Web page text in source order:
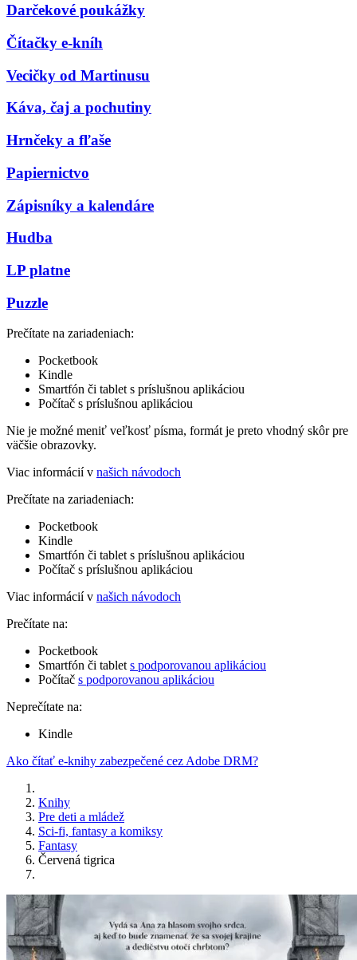
Darčekové poukážky
Čítačky e-kníh
Vecičky od Martinusu
Káva, čaj a pochutiny
Hrnčeky a fľaše
Papiernictvo
Zápisníky a kalendáre
Hudba
LP platne
Puzzle
Prečítate na zariadeniach:
Pocketbook
Kindle
Smartfón či tablet s príslušnou aplikáciou
Počítač s príslušnou aplikáciou
Nie je možné meniť veľkosť písma, formát je preto vhodný skôr pre
väčšie obrazovky.
Viac informácií v našich návodoch
Prečítate na zariadeniach:
Pocketbook
Kindle
Smartfón či tablet s príslušnou aplikáciou
Počítač s príslušnou aplikáciou
Viac informácií v našich návodoch
Prečítate na:
Pocketbook
Smartfón či tablet s podporovanou aplikáciou
Počítač s podporovanou aplikáciou
Neprečítate na:
Kindle
Ako čítať e-knihy zabezpečené cez Adobe DRM?
Knihy
Pre deti a mládež
Sci-fi, fantasy a komiksy
Fantasy
Červená tigrica